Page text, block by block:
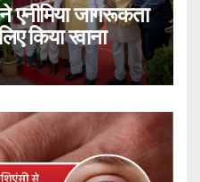
एनीमिया जागरूकता
किया रवाना